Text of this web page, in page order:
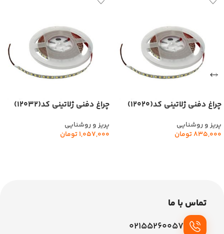
چراغ دفنی ژلاتینی کد(12020)
پریز و روشنایی
835,000تومان
چراغ دفنی ژلاتینی کد(12032)
پریز و روشنایی
1,057,000تومان
تماس با ما
02155260057